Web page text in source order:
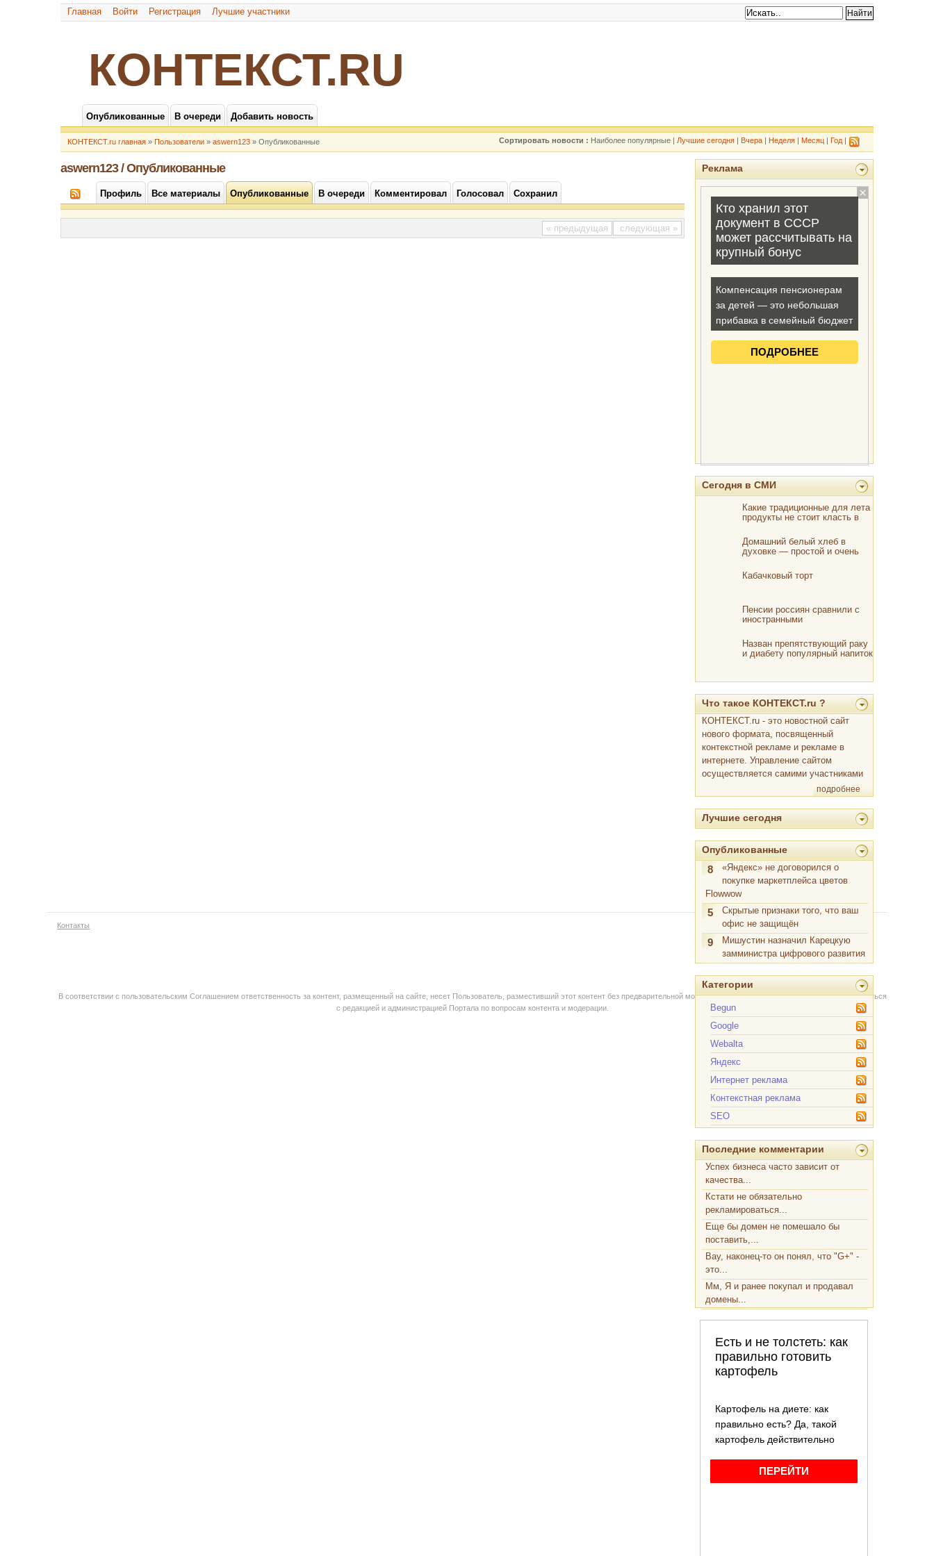
Главная Войти Регистрация Лучшие участники
КОНТЕКСТ.RU
Опубликованные В очереди Добавить новость
КОНТЕКСТ.ru главная »Пользователи »aswern123 » Опубликованные Сортировать новости : Наиболее популярные | Лучшие сегодня| Вчера| Неделя| Месяц| Год|
aswern123 / Опубликованные
Профиль Все материалы Опубликованные В очереди Комментировал Голосовал Сохранил
« предыдущая следующая »
Реклама
Сегодня в СМИ
Какие традиционные для лета
продукты не стоит класть в
Домашний белый хлеб в
духовке — простой и очень
Кабачковый торт
Пенсии россиян сравнили с
иностранными
Назван препятствующий раку
и диабету популярный напиток
Что такое КОНТЕКСТ.ru ?
КОНТЕКСТ.ru - это новостной сайт
нового формата, посвященный
контекстной рекламе и рекламе в
интернете. Управление сайтом
осуществляется самими участниками
подробнее
Лучшие сегодня
Опубликованные
8
«Яндекс» не договорился о
покупке маркетплейса цветов
Flowwow
5
Скрытые признаки того, что ваш
офис не защищён
9
Мишустин назначил Карецкую
замминистра цифрового развития
Категории
Begun
Google
Webalta
Яндекс
Интернет реклама
Контекстная реклама
SEO
Последние комментарии
Успех бизнеса часто зависит от
качества...
Кстати не обязательно
рекламироваться...
Еще бы домен не помешало бы
поставить,...
Вау, наконец-то он понял, что "G+" -
это...
Мм, Я и ранее покупал и продавал
домены...
Контакты
В соответствии с пользовательским Соглашением ответственность за контент, размещенный на сайте, несет Пользователь, разместивший этот контент без предварительной модерации через форму на сайте. Вы можете связаться
с редакцией и администрацией Портала по вопросам контента и модерации.